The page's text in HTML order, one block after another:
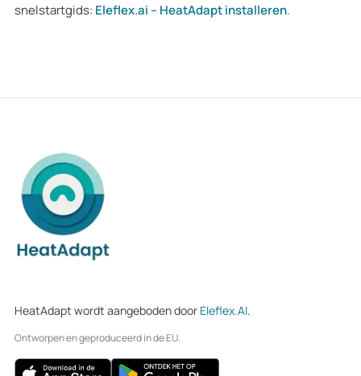
snelstartgids: Eleflex.ai – HeatAdapt installeren.
HeatAdapt wordt aangeboden door Eleflex.AI.
Ontworpen en geproduceerd in de EU.